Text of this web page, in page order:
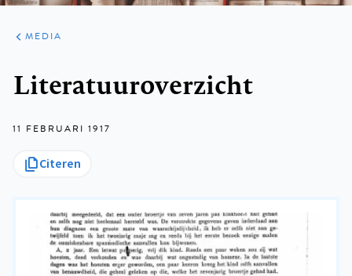
ARTIKELEN
VARIA
MEDIA
Literatuuroverzicht
11 FEBRUARI 1917
Citeren